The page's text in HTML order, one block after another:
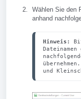
Wählen Sie den
anhand
Hinweis:
und